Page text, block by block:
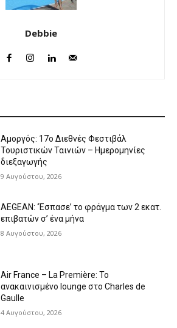
Debbie
Αμοργός: 17ο Διεθνές Φεστιβάλ
Τουριστικών Ταινιών – Ημερομηνίες
διεξαγωγής
9 Αυγούστου, 2026
AEGEAN: ‘Έσπασε’ το φράγμα των 2 εκατ.
επιβατών σ’ ένα μήνα
8 Αυγούστου, 2026
Air France – La Première: Το
ανακαινισμένο lounge στο Charles de
Gaulle
4 Αυγούστου, 2026